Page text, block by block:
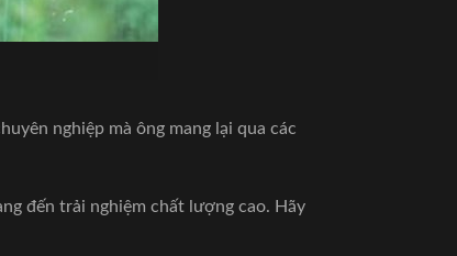
nghiệp mà ông mang lại qua các
đến trải nghiệm chất lượng cao. Hãy